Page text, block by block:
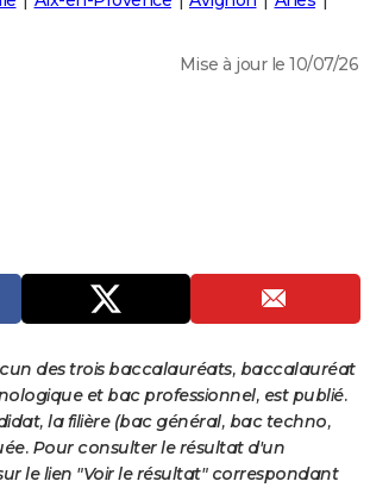
Mise à jour le 10/07/26
des trois baccalauréats, baccalauréat
et bac professionnel, est publié.
la filière (bac général, bac techno,
Pour consulter le résultat d'un
le lien "Voir le résultat" correspondant